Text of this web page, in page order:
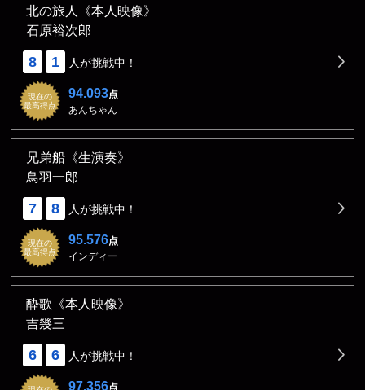
北の旅人《本人映像》
石原裕次郎
8 1 人が挑戦中！
現在の
最高得点
94.093点
あんちゃん
兄弟船《生演奏》
鳥羽一郎
7 8 人が挑戦中！
現在の
最高得点
95.576点
インディー
酔歌《本人映像》
吉幾三
6 6 人が挑戦中！
97.356点